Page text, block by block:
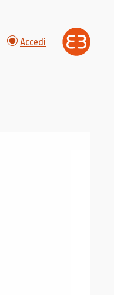
Accedi